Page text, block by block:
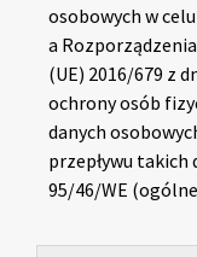
osobowych w
a
(UE) 2016/679 z
ochrony osób
danych
przepływu takich
95/46/WE